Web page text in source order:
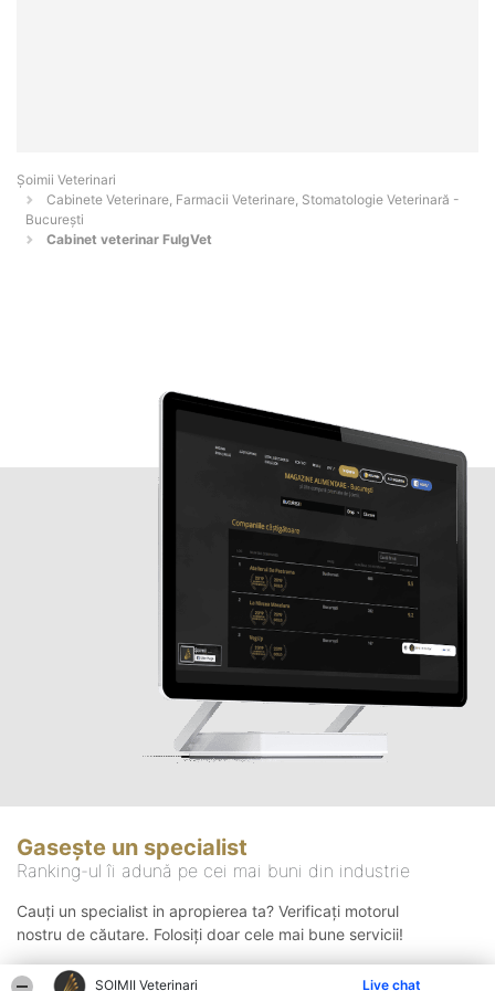
ȘOIMII Veterinari Live chat
Șoimii Veterinari
Cabinete Veterinare, Farmacii Veterinare, Stomatologie Veterinară -
Bucureşti
Cabinet veterinar FulgVet
Gasește un specialist
Ranking-ul îi adună pe cei mai buni din industrie
Cauți un specialist in apropierea ta? Verificați motorul
nostru de căutare. Folosiți doar cele mai bune servicii!